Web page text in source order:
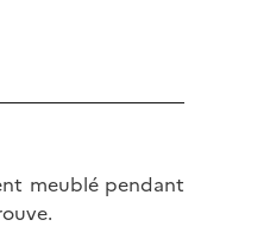
meublé pendant